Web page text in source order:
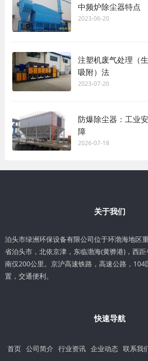
中频炉除尘器特点
2023-06-20
注塑机废气处理（
吸附）法
2023-07-20
防爆除尘器：工业
障
2026-07-18
关于我们
泊头市绿洲环保设备有限公司位于环渤海地区
省泊头市，北依京津，东临渤海(黄骅港)，西
南仅200公里。京沪高速铁路，高速公路，104
置，交通便利。
快速导航
首页 公司简介 行业资讯 企业动态 联系我